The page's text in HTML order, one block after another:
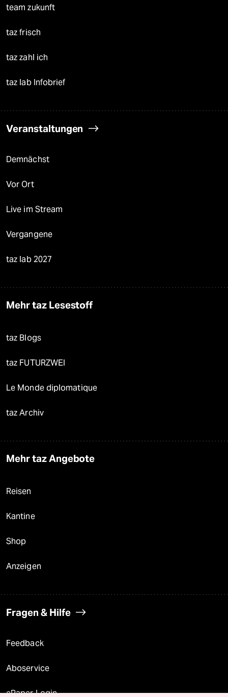
team zukunft
taz frisch
taz zahl ich
taz lab Infobrief
Veranstaltungen
Demnächst
Vor Ort
Live im Stream
Vergangene
taz lab 2027
Mehr taz Lesestoff
taz Blogs
taz FUTURZWEI
Le Monde diplomatique
taz Archiv
Mehr taz Angebote
Reisen
Kantine
Shop
Anzeigen
Fragen & Hilfe
Feedback
Aboservice
ePaper Login